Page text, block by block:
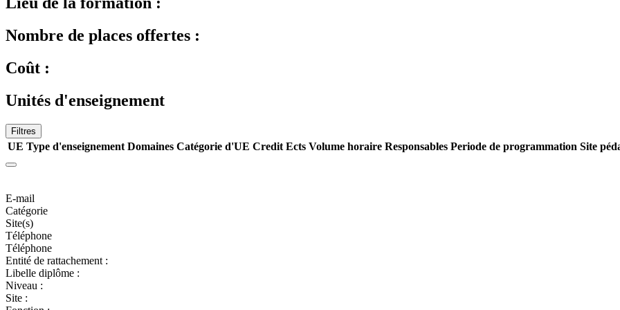
Nombre de places offertes :
Coût :
Unités d'enseignement
Filtres
UE Type d'enseignement Domaines Catégorie d'UE Credit Ects Volume horaire Responsables Periode de programmation Site
E-mail
Catégorie
Site(s)
Téléphone
Téléphone
Entité de rattachement :
Libelle diplôme :
Niveau :
Site :